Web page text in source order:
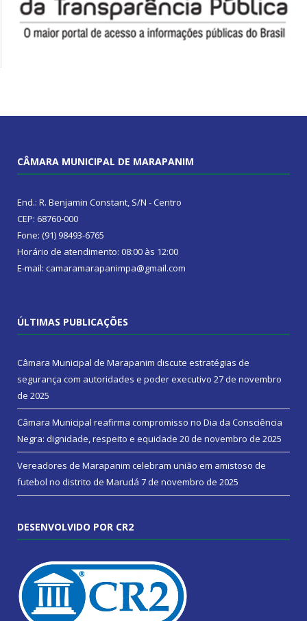
CÂMARA MUNICIPAL DE MARAPANIM
End.: R. Benjamin Constant, S/N - Centro
CEP: 68760-000
Fone: (91) 98493-6765
Horário de atendimento: 08:00 às 12:00
E-mail: camaramarapanimpa@gmail.com
ÚLTIMAS PUBLICAÇÕES
Câmara Municipal de Marapanim discute estratégias de
segurança com autoridades e poder executivo 27 de novembro
de 2025
Câmara Municipal reafirma compromisso no Dia da Consciência
Negra: dignidade, respeito e equidade 20 de novembro de 2025
Vereadores de Marapanim celebram união em amistoso de
futebol no distrito de Marudá 7 de novembro de 2025
DESENVOLVIDO POR CR2